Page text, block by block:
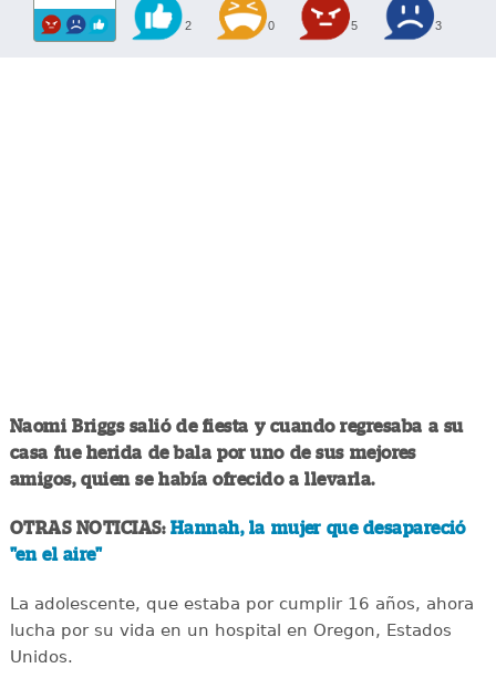
2 0 5 3
Naomi Briggs salió de fiesta y cuando regresaba a su
casa fue herida de bala por uno de sus mejores
amigos, quien se había ofrecido a llevarla.
OTRAS NOTICIAS:Hannah, la mujer que desapareció
"en el aire"
La adolescente, que estaba por cumplir 16 años, ahora
lucha por su vida en un hospital en Oregon, Estados
Unidos.